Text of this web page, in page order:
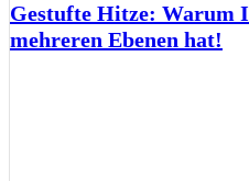
Gestufte Hitze: Warum
mehreren Ebenen hat!